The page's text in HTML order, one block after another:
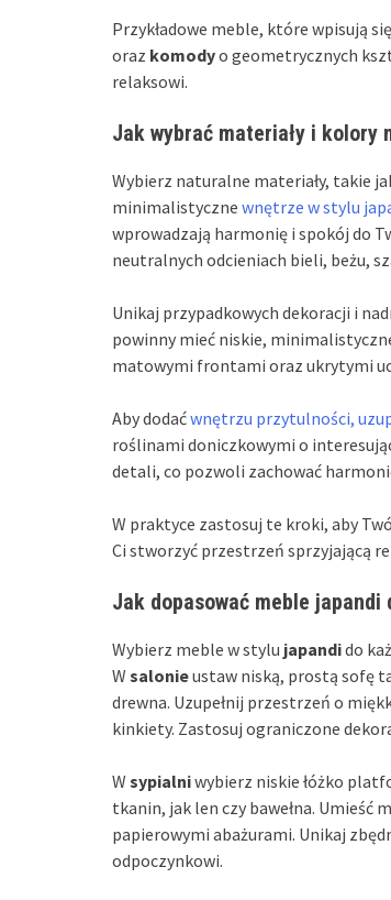
Przykładowe meble, które wpisują
oraz komodyo geometrycznych
relaksowi.
Jak wybrać materiały i kolory
Wybierz naturalne materiały, takie
minimalistyczne wnętrze w stylu
wprowadzają harmonię i spokój do
neutralnych odcieniach bieli, beżu,
Unikaj przypadkowych dekoracji i
powinny mieć niskie,
matowymi frontami oraz ukrytymi
Aby dodaćwnętrzu przytulności,
roślinami doniczkowymi o
detali, co pozwoli zachować
W praktyce zastosuj te kroki, aby
Ci stworzyć przestrzeń sprzyjającą
Jak dopasować meble
Wybierz meble w stylu japandido
W salonieustaw niską, prostą sofę
drewna. Uzupełnij przestrzeń o
kinkiety. Zastosuj ograniczone
W sypialniwybierz niskie łóżko
tkanin, jak len czy bawełna.
papierowymi abażurami. Unikaj
odpoczynkowi.